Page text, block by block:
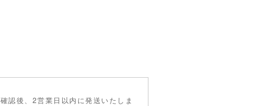
認後、2営業日以内に発送いたしま